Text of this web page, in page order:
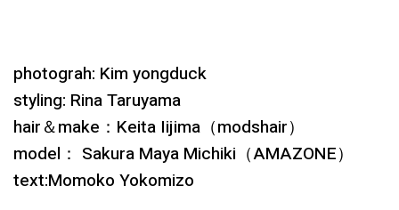
photograh: Kim yongduck
styling: Rina Taruyama
hair＆make：Keita Iijima（modshair）
model： Sakura Maya Michiki （AMAZONE）
text:Momoko Yokomizo